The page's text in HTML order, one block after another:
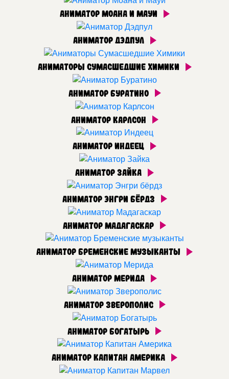
Аниматор Моана и Мауи
Аниматор Дэдпул
Аниматоры Сумасшедшие Химики
Аниматор Буратино
Аниматор Карлсон
Аниматор Индеец
Аниматор Зайка
Аниматор Энгри бёрдз
Аниматор Мадагаскар
Аниматор Бременские музыканты
Аниматор Мерида
Аниматор Зверополис
Аниматор Богатырь
Аниматор Капитан Америка